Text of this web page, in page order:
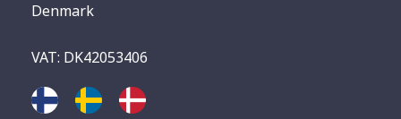
Denmark
VAT: DK42053406